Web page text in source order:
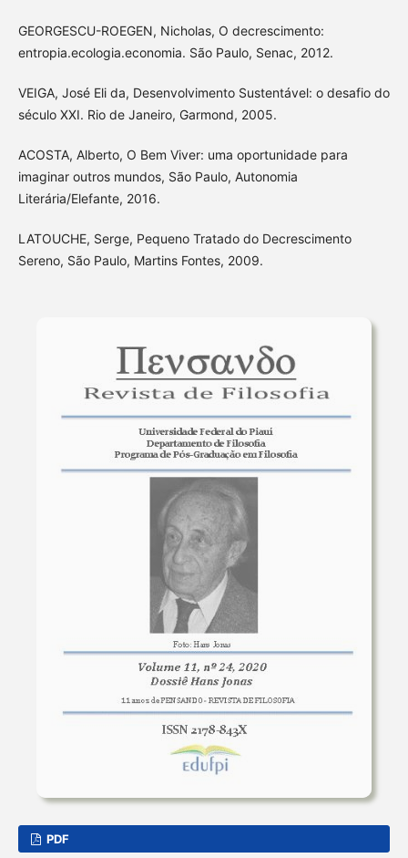
GEORGESCU-ROEGEN, Nicholas, O decrescimento:
entropia.ecologia.economia. São Paulo, Senac, 2012.
VEIGA, José Eli da, Desenvolvimento Sustentável: o desafio do
século XXI. Rio de Janeiro, Garmond, 2005.
ACOSTA, Alberto, O Bem Viver: uma oportunidade para
imaginar outros mundos, São Paulo, Autonomia
Literária/Elefante, 2016.
LATOUCHE, Serge, Pequeno Tratado do Decrescimento
Sereno, São Paulo, Martins Fontes, 2009.
PDF